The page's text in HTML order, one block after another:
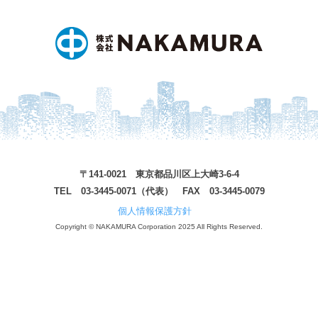
〒141-0021 東京都品川区上大崎3-6-4
TEL 03-3445-0071（代表） FAX 03-3445-0079
個人情報保護方針
Copyright © NAKAMURA Corporation 2025 All Rights Reserved.